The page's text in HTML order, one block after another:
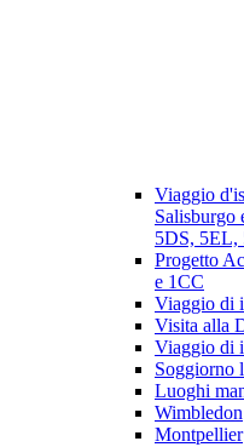
Viaggio
Salisburgo
5DS, 5EL,
Progetto
e 1CC
Viaggio di
Visita alla
Viaggio di
Soggiorno
Luoghi
Wimbledon
Montpellier